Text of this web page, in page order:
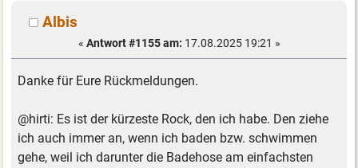
Albis
« Antwort #1155 am: 17.08.2025 19:21 »
Danke für Eure Rückmeldungen.
@hirti: Es ist der kürzeste Rock, den ich habe. Den ziehe
ich auch immer an, wenn ich baden bzw. schwimmen
gehe, weil ich darunter die Badehose am einfachsten